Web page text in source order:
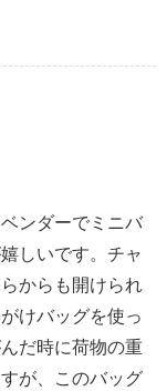
ンダーでミニバ
しいです。チャ
からも開けられ
けバッグを使っ
だ時に荷物の重
が、このバッグ